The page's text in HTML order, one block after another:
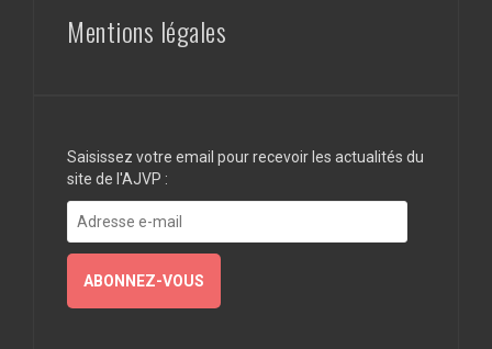
Mentions légales
Saisissez votre email pour recevoir les actualités du
site de l'AJVP :
e-
mail
ABONNEZ-VOUS